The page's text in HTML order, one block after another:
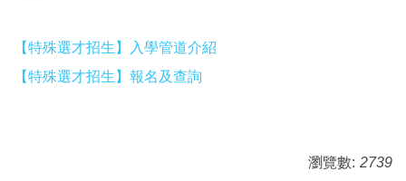
【特殊選才招生】入學管道介紹
【特殊選才招生】報名及查詢
瀏覽數: 2739